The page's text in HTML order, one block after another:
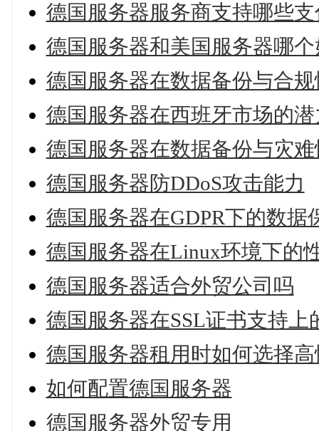
德国服务器服务商支持哪些
德国服务器和美国服务器哪个
德国服务器在数据备份与合
德国服务器在西班牙市场的潜
德国服务器在数据备份与灾
德国服务器防DDoS攻击能力
德国服务器在GDPR下的数据
德国服务器在Linux环境下的
德国服务器适合外贸公司吗
德国服务器在SSL证书支持上
德国服务器租用时如何选择
如何配置德国服务器
德国服务器外贸专用